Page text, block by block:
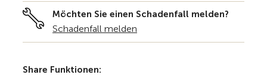
Möchten Sie einen Schadenfall melden?
Schadenfall melden
Share Funktionen: